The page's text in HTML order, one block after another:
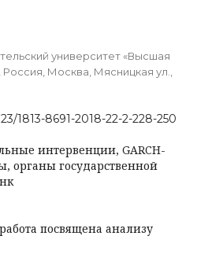
университет «Высшая
Москва, Мясницкая ул.,
1813-8691-2018-22-2-228-250
интервенции, GARCH-
органы государственной
посвящена анализу